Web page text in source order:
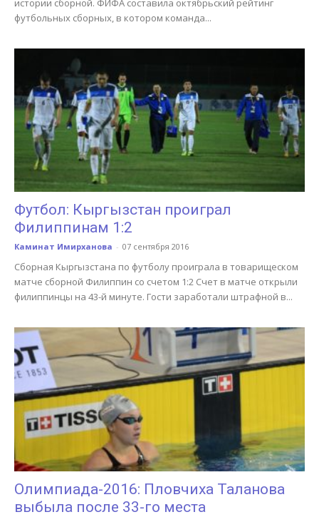
истории сборной. ФИФА составила октябрьский рейтинг
футбольных сборных, в котором команда...
Футбол: Кыргызстан проиграл
Филиппинам 1:2
Каминат Имирханова - 07 сентября 2016
Сборная Кыргызстана по футболу проиграла в товарищеском
матче сборной Филиппин со счетом 1:2 Счет в матче открыли
филиппинцы на 43-й минуте. Гости заработали штрафной в...
Олимпиада-2016: Пловчиха Таланова
выбыла после 33-го места